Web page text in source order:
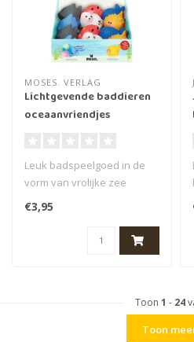
MOSES. VERLAG
Lichtgevende baddieren
oceaanvriendjes
Leuk badspeelgoed in de
vorm van vrolijke zee
dieren, een zeehond,
dolfijn, haai..
€3,95
Toon 1 - 24
Toon